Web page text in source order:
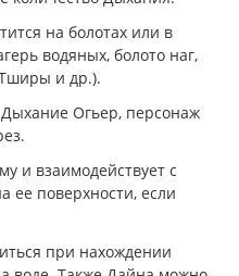
на болотах или в
водяных, болото наг,
и др.).
Дыхание Огьер, персонаж
и взаимодействует с
ее поверхности, если
при нахождении